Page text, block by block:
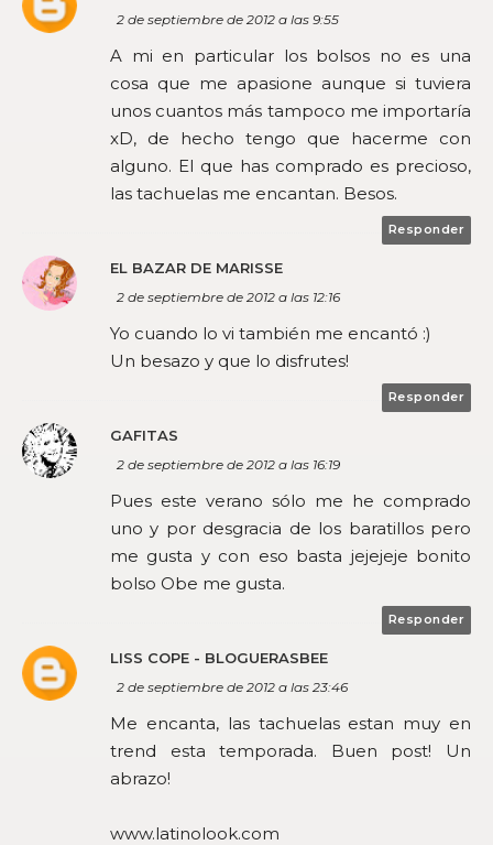
2 de septiembre de 2012 a las 9:55
A mi en particular los bolsos no es una
cosa que me apasione aunque si tuviera
unos cuantos más tampoco me importaría
xD, de hecho tengo que hacerme con
alguno. El que has comprado es precioso,
las tachuelas me encantan. Besos.
Responder
EL BAZAR DE MARISSE
2 de septiembre de 2012 a las 12:16
Yo cuando lo vi también me encantó :)
Un besazo y que lo disfrutes!
Responder
GAFITAS
2 de septiembre de 2012 a las 16:19
Pues este verano sólo me he comprado
uno y por desgracia de los baratillos pero
me gusta y con eso basta jejejeje bonito
bolso Obe me gusta.
Responder
LISS COPE - BLOGUERASBEE
2 de septiembre de 2012 a las 23:46
Me encanta, las tachuelas estan muy en
trend esta temporada. Buen post! Un
abrazo!
www.latinolook.com